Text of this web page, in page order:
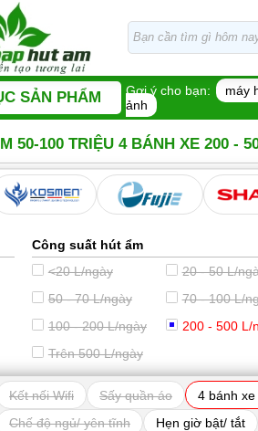
SẢN PHẨM Gợi ý cho bạn: máy
ảnh
50-100 TRIỆU 4 BÁNH XE 200 -
Công suất hút ẩm
<20 L/ngày
20 - 50 L/
50 - 70 L/ngày
70 - 100 L/
100 - 200 L/ngày
200 - 500 L/
Trên 500 L/ngày
Kết nối Wifi Sấy quần áo 4 bánh xe
Chế độ ngủ/ yên tĩnh
Hẹn giờ bật/ tắt